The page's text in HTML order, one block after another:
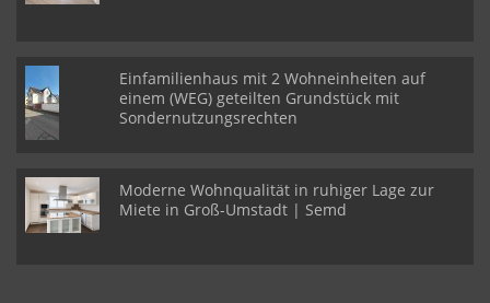
Einfamilienhaus mit 2 Wohneinheiten auf
einem (WEG) geteilten Grundstück mit
Sondernutzungsrechten
Moderne Wohnqualität in ruhiger Lage zur
Miete in Groß-Umstadt | Semd